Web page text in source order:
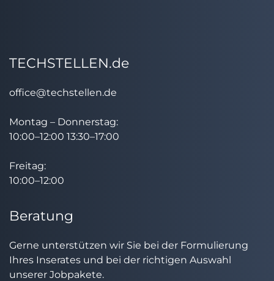
TECHSTELLEN.de
office@techstellen.de
Montag – Donnerstag:
10:00–12:00 13:30–17:00
Freitag:
10:00–12:00
Beratung
Gerne unterstützen wir Sie bei der Formulierung
Ihres Inserates und bei der richtigen Auswahl
unserer Jobpakete.